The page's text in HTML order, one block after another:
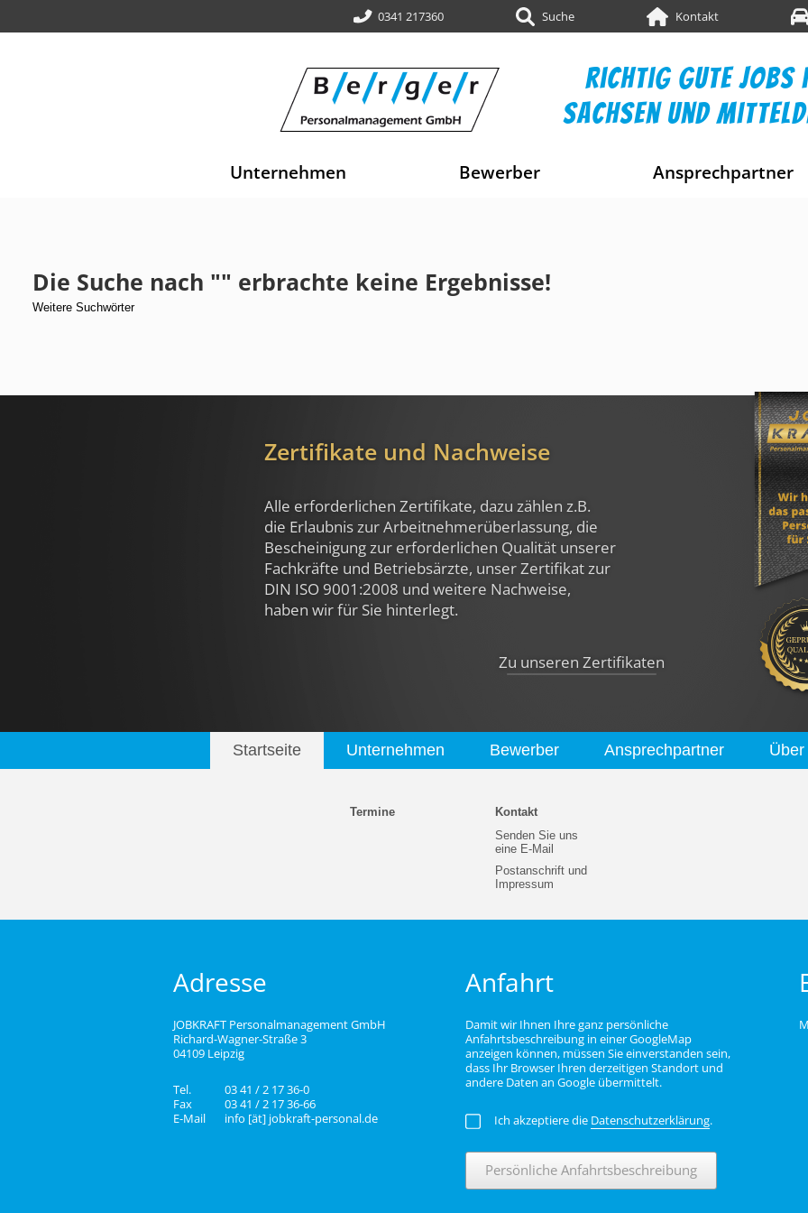
0341 217360 Suche Kontakt
richtig gute jobs
sachsen und
Unternehmen Bewerber Ansprechpartner
Die Suche nach "" erbrachte keine Ergebnisse!
Weitere Suchwörter
Zertifikate und Nachweise
Alle erforderlichen Zertifikate, dazu zählen z.B.
die Erlaubnis zur Arbeitnehmerüberlassung, die
Bescheinigung zur erforderlichen Qualität unserer
Fachkräfte und Betriebsärzte, unser Zertifikat zur
DIN ISO 9001:2008 und weitere Nachweise,
haben wir für Sie hinterlegt.
Zu unseren Zertifikaten
Startseite Unternehmen Bewerber Ansprechpartner
Termine
Kontakt
Senden Sie uns
eine E-Mail
Postanschrift und
Impressum
Adresse
JOBKRAFT Personalmanagement GmbH
Richard-Wagner-Straße 3
04109 Leipzig
Tel.
03 41 / 2 17 36-0
Fax
03 41 / 2 17 36-66
E-Mail
info [ät] jobkraft-personal.de
Anfahrt
Damit wir Ihnen Ihre ganz persönliche
Anfahrtsbeschreibung in einer GoogleMap
anzeigen können, müssen Sie einverstanden sein,
dass Ihr Browser Ihren derzeitigen Standort und
andere Daten an Google übermittelt.
Ich akzeptiere die Datenschutzerklärung.
Persönliche Anfahrtsbeschreibung